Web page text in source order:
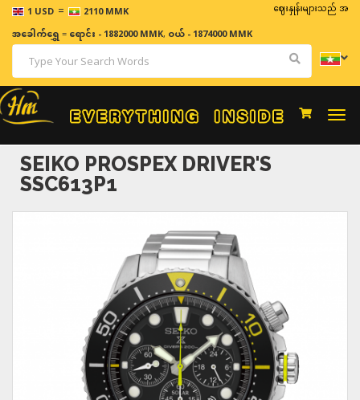
1 USD = 2110 MMK ဈေးနှုန်းများသည် အချိန်နှင့်
အခေါက်ရွှေ=ရောင်း - 1882000 MMK, ဝယ် - 1874000 MMK
SEIKO PROSPEX DRIVER'S
SSC613P1